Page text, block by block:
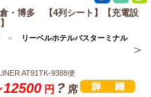
・博多 【4列シート】【充電設
＝
リーベルホテルバスターミナル
AT91TK-9388便
12500 円 ? 席